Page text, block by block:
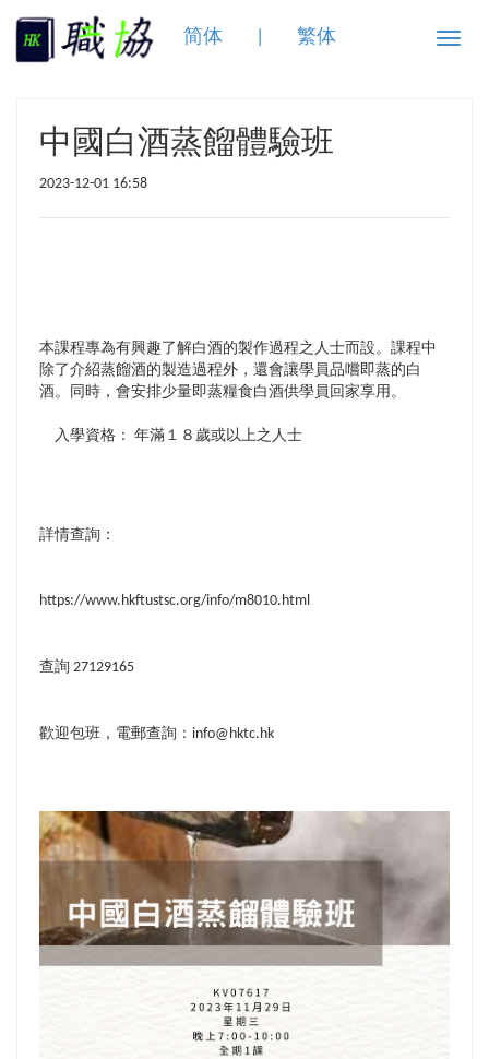
Toggle
简体 繁体
中國白酒蒸餾體驗班
2023-12-01 16:58
本課程專為有興趣了解白酒的製作過程之人士而設。課程中
除了介紹蒸餾酒的製造過程外，還會讓學員品嚐即蒸的白
酒。同時，會安排少量即蒸糧食白酒供學員回家享用。
入學資格： 年滿１８歲或以上之人士
詳情查詢：
https://www.hkftustsc.org/info/m8010.html
查詢 27129165
歡迎包班，電郵查詢： info@hktc.hk